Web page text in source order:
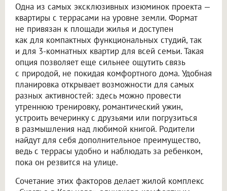
Одна из самых эксклюзивных изюминок проекта —
квартиры с террасами на уровне земли. Формат
не привязан к площади жилья и доступен
как для компактных функциональных студий, так
и для 3-комнатных квартир для всей семьи. Такая
опция позволяет еще сильнее ощутить связь
с природой, не покидая комфортного дома. Удобная
планировка открывает возможности для самых
разных активностей: здесь можно провести
утреннюю тренировку, романтический ужин,
устроить вечеринку с друзьями или погрузиться
в размышления над любимой книгой. Родители
найдут для себя дополнительное преимущество,
ведь с террасы удобно и наблюдать за ребенком,
пока он резвится на улице.
Сочетание этих факторов делает жилой комплекс